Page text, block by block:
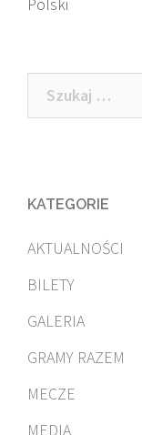
Szukaj:
KATEGORIE
AKTUALNOŚCI
BILETY
GALERIA
GRAMY RAZEM
MECZE
MEDIA